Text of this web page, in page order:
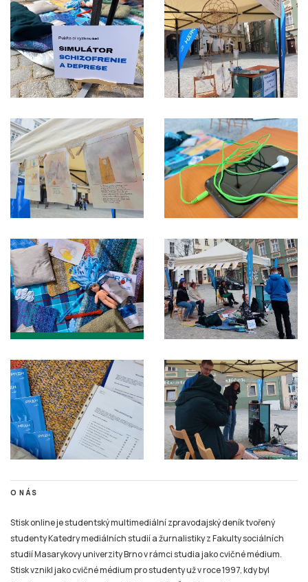
O NÁS
Stisk online je studentský multimediální zpravodajský deník tvořený
studenty Katedry mediálních studií a žurnalistiky z Fakulty sociálních
studií Masarykovy univerzity Brno v rámci studia jako cvičné médium.
Stisk vznikl jako cvičné médium pro studenty už v roce 1997, kdy byl